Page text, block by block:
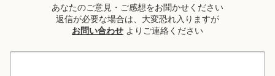
あなたのご意見・ご感想をお聞かせください
返信が必要な場合は、大変恐れ入りますが
お問い合わせ よりご連絡ください